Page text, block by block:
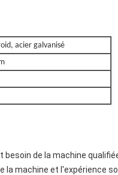
acier galvanisé
de la machine
la machine et l'expérience